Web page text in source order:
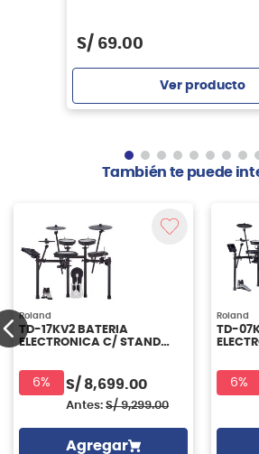
S/ 69.00
Ver producto
También te puede
Roland
TD-17KV2 BATERIA
ELECTRONICA C/ STAND
6% S/ 8,699.00
Antes: S/ 9,299.00
Agregar
Roland
TD-
6%